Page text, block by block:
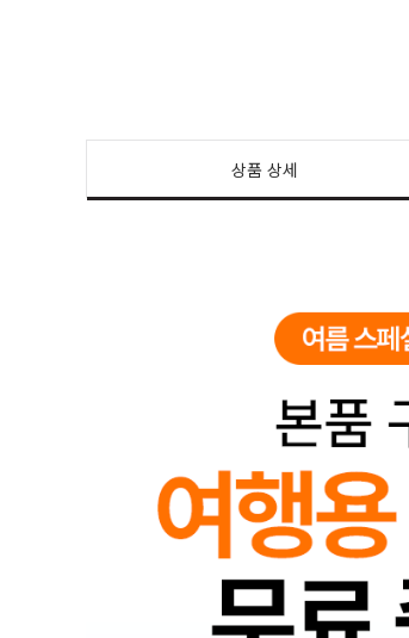
상품 상세